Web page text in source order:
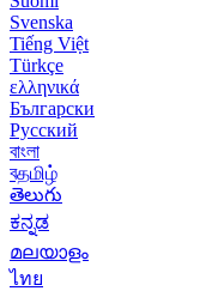
Svenska
Tiếng Việt
Türkçe
ελληνικά
Български
Русский
বাংলা
বதமிழ்
తెలుగు
ಕನ್ನಡ
മലയാളം
ไทย